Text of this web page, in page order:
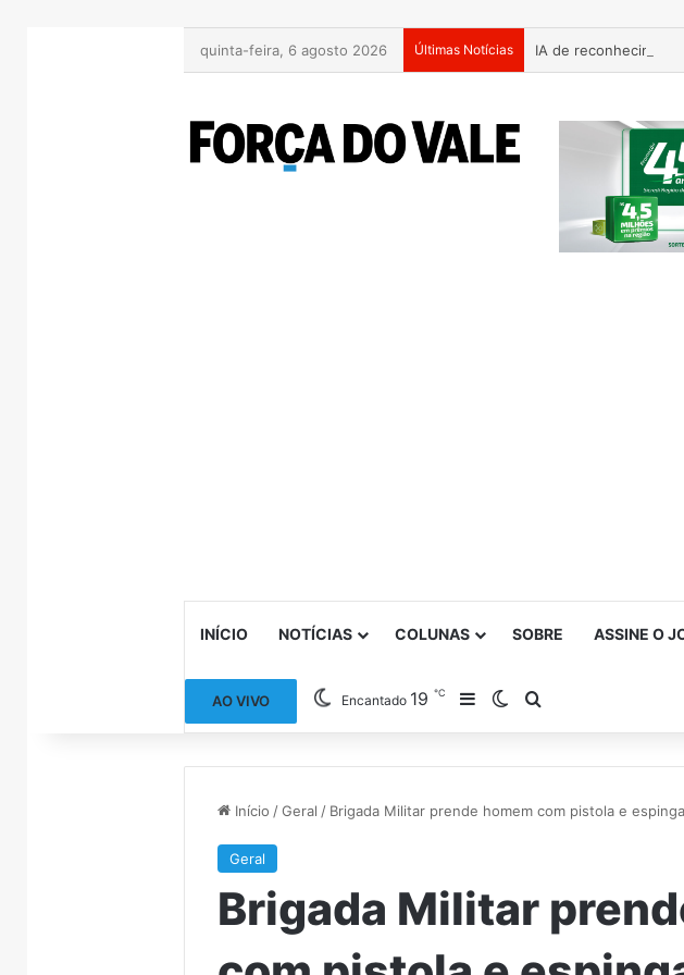
quinta-feira, 6 agosto 2026 Últimas Notícias
INÍCIO NOTÍCIAS COLUNAS SOBRE ASSINE O
AO VIVO Encantado 19℃ Barra Lateral
Switch skin
Início / Geral / Brigada Militar prende homem com pistola e
Geral
Brigada Militar